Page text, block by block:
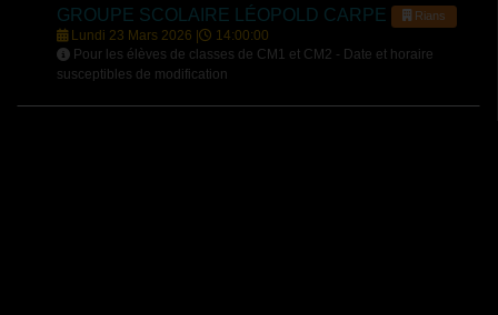
GROUPE SCOLAIRE LÉOPOLD CARPE Rians
Lundi 23 Mars 2026 |
14:00:00
Pour les élèves de classes de CM1 et CM2 - Date et horaire
susceptibles de modification